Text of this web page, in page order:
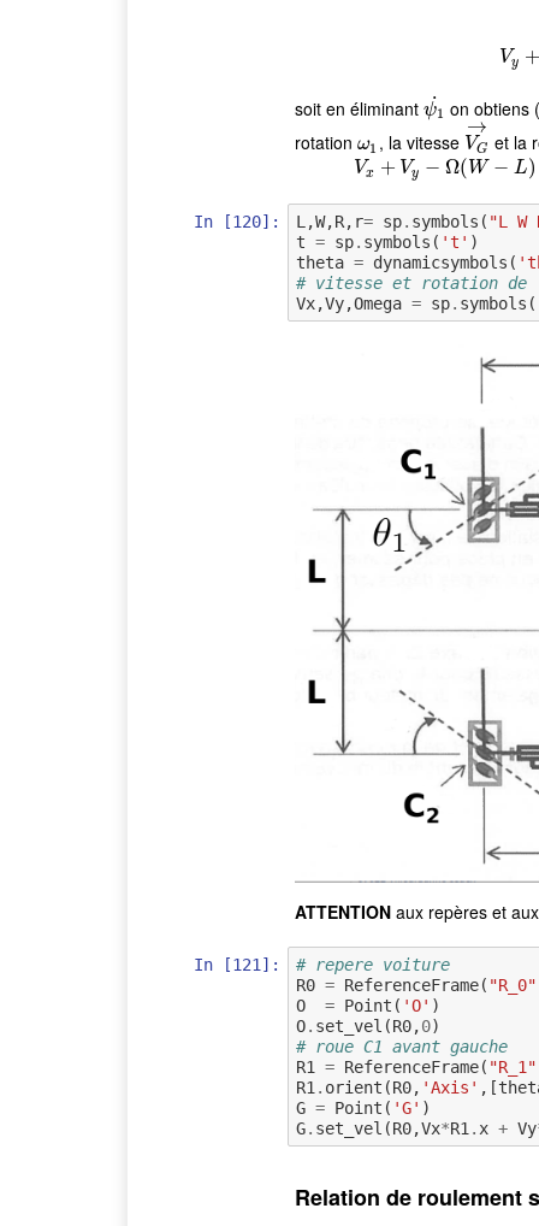
Vy +
soit en éliminant ψ1
˙
ψ1 ˙on obtiens
rotation ω1
ω1 , la vitesse VG
→
VG→et la
Vx + Vy − Ω( W − L)
Vx+ Vy −Ω
In [120]: L ,W,R, r= sp. symbols ( "L W
t = sp. symbols ( 't' )
theta = dynamicsymbols (
# vitesse et rotation de
Vx,Vy,Omega = sp. symbols (
ATTENTIONaux repères et
In [121]:
# repere voiture
R0 = ReferenceFrame( "R_0"
O
= Point ( 'O' )
O. set_vel (R0,0)
# roue C1 avant gauche
R1
= ReferenceFrame( "R_1"
R1 . orient (R0, 'Axis' ,[
G = Point ( 'G' )
G. set_vel (R0,Vx*R1 . x + Vy
Relation de roulement